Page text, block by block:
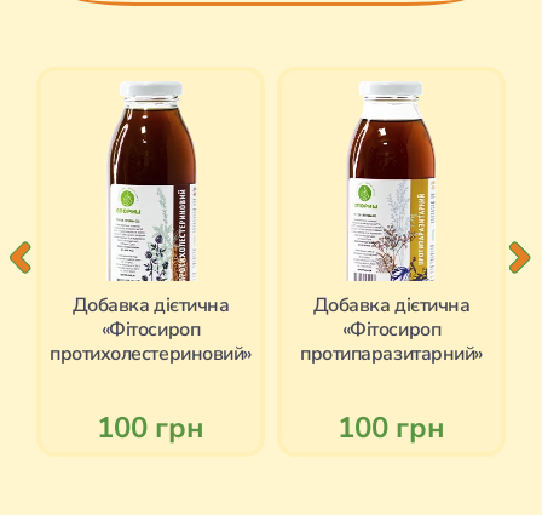
Добавка дієтична
«Фітосироп
протихолестериновий»
100 грн
Добавка дієтична
«Фітосироп
протипаразитарний»
100 грн